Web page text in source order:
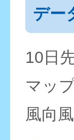
デー
10日
マッ
風向